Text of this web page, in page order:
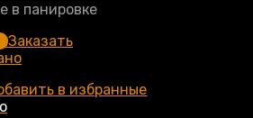
в панировке
Заказать
в избранные